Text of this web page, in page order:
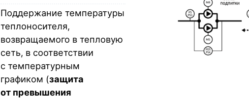
Поддержание температуры
теплоносителя,
возвращаемого в тепловую
сеть, в соответствии
с температурным
графиком (защита
от превышения